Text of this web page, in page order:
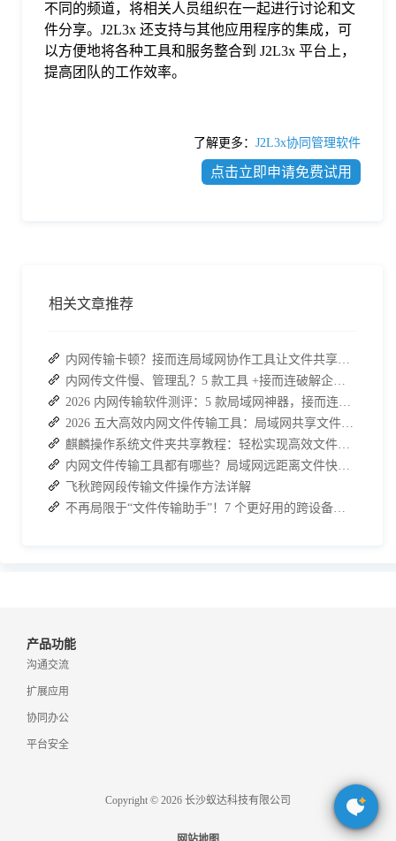
不同的频道，将相关人员组织在一起进行讨论和文
件分享。J2L3x 还支持与其他应用程序的集成，可
以方便地将各种工具和服务整合到 J2L3x 平台上，
提高团队的工作效率。
了解更多： J2L3x协同管理软件
点击立即申请免费试用
相关文章推荐
内网传输卡顿？接而连局域网协作工具让文件共享效率升级
内网传文件慢、管理乱？5 款工具 +接而连破解企业办公传输困局
2026 内网传输软件测评：5 款局域网神器，接而连凭实力 C 位出道
2026 五大高效内网文件传输工具：局域网共享文件的最佳解决方案
麒麟操作系统文件夹共享教程：轻松实现高效文件共享
内网文件传输工具都有哪些？局域网远距离文件快速传输神器
飞秋跨网段传输文件操作方法详解
不再局限于“文件传输助手”！7 个更好用的跨设备传输 App 推荐！
产品功能
沟通交流
扩展应用
协同办公
平台安全
Copyright © 2026 长沙蚁达科技有限公司